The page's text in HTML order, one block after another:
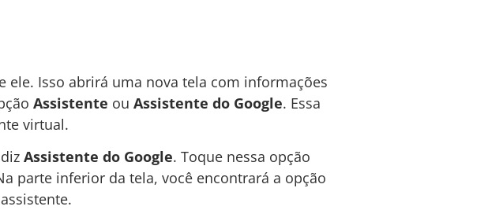
ele. Isso abrirá uma nova tela com informações
Assistente ou Assistente do Google. Essa
virtual.
Assistente do Google. Toque nessa opção
parte inferior da tela, você encontrará a opção